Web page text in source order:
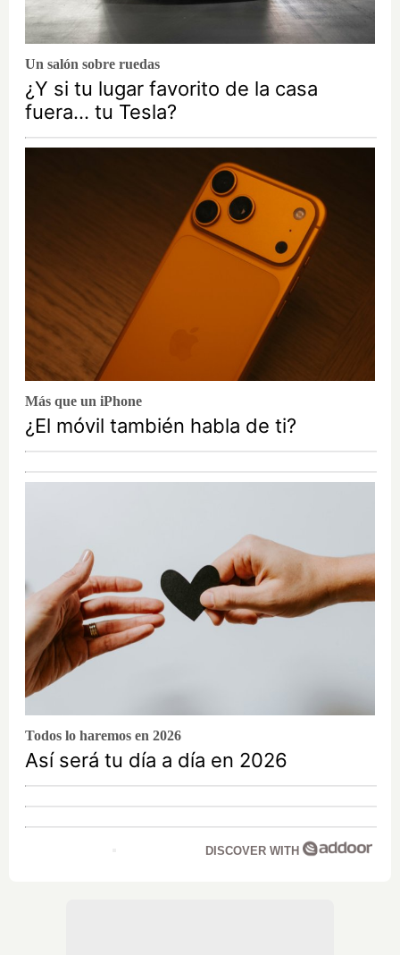
Un salón sobre ruedas
¿Y si tu lugar favorito de la casa
fuera… tu Tesla?
Más que un iPhone
¿El móvil también habla de ti?
Todos lo haremos en 2026
Así será tu día a día en 2026
DISCOVER WITH